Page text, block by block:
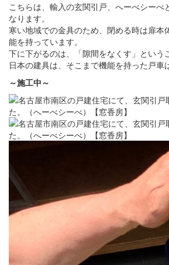
こちらは、輸入の玄関引戸、へーべシーべ
なります。
寒い地域での金具のため、閉める時は扉本
能を持っています。
下に下がるのは、「隙間をなくす」という
日本の建具は、そこまで機能を持った戸車
～施工中～